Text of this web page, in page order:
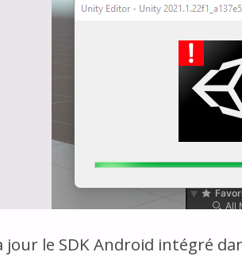
le SDK Android intégré